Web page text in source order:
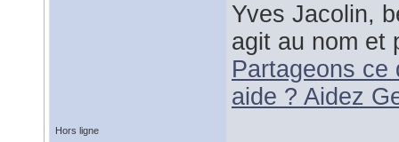
Yves Jacolin,
agit au nom et
Partageons ce
aide ? Aidez
Hors ligne